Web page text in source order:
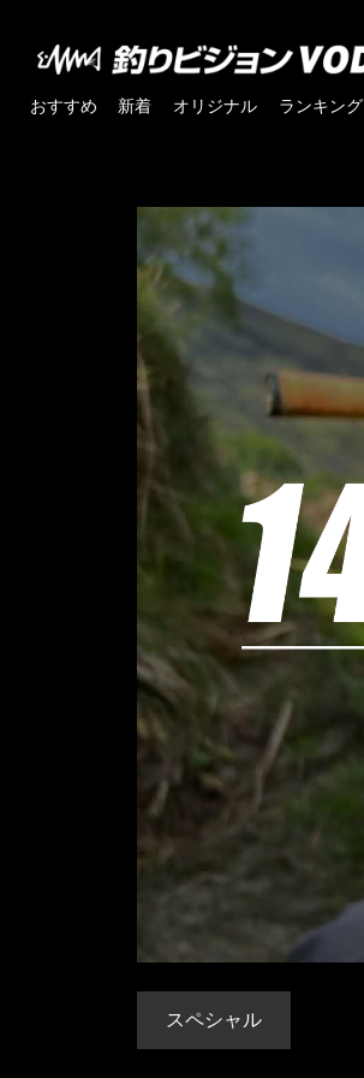
おすすめ 新着 オリジナル ランキング
スペシャル